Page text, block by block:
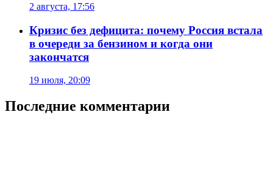
2 августа, 17:56
Кризис без дефицита: почему Россия встала
в очереди за бензином и когда они
закончатся
19 июля, 20:09
Последние комментарии